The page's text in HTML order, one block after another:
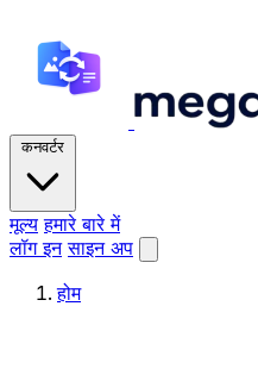
कनवर्टर
मूल्य हमारे बारे में
लॉग इन साइन अप
होम